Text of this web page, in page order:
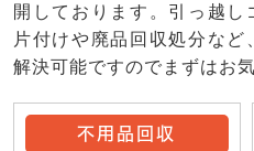
開しております。引っ越
片付けや廃品回収処分な
解決可能ですのでまずはお
不用品回収